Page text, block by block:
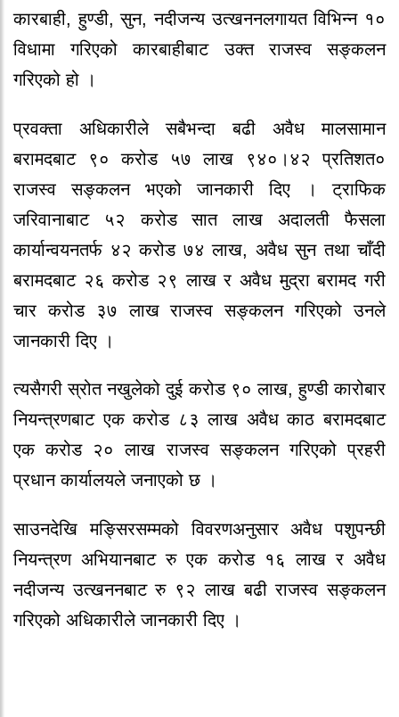
कारबाही, हुण्डी, सुन, नदीजन्य उत्खननलगायत विभिन्न १०
विधामा गरिएको कारबाहीबाट उक्त राजस्व सङ्कलन
गरिएको हो ।
प्रवक्ता अधिकारीले सबैभन्दा बढी अवैध मालसामान
बरामदबाट ९० करोड ५७ लाख ९४०।४२ प्रतिशत०
राजस्व सङ्कलन भएको जानकारी दिए । ट्राफिक
जरिवानाबाट ५२ करोड सात लाख अदालती फैसला
कार्यान्वयनतर्फ ४२ करोड ७४ लाख, अवैध सुन तथा चाँदी
बरामदबाट २६ करोड २९ लाख र अवैध मुद्रा बरामद गरी
चार करोड ३७ लाख राजस्व सङ्कलन गरिएको उनले
जानकारी दिए ।
त्यसैगरी स्रोत नखुलेको दुई करोड ९० लाख, हुण्डी कारोबार
नियन्त्रणबाट एक करोड ८३ लाख अवैध काठ बरामदबाट
एक करोड २० लाख राजस्व सङ्कलन गरिएको प्रहरी
प्रधान कार्यालयले जनाएको छ ।
साउनदेखि मङ्सिरसम्मको विवरणअनुसार अवैध पशुपन्छी
नियन्त्रण अभियानबाट रु एक करोड १६ लाख र अवैध
नदीजन्य उत्खननबाट रु ९२ लाख बढी राजस्व सङ्कलन
गरिएको अधिकारीले जानकारी दिए ।